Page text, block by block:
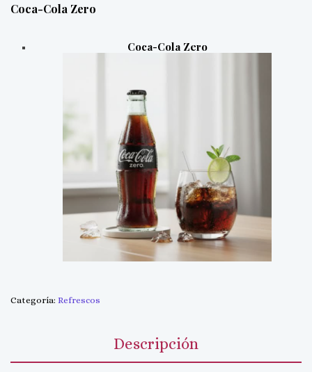
Coca-Cola Zero
Coca-Cola Zero
Categoría: Refrescos
Descripción